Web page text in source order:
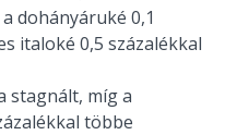
dohányáruké 0,1
italoké 0,5 százalékkal
stagnált, míg a
többe